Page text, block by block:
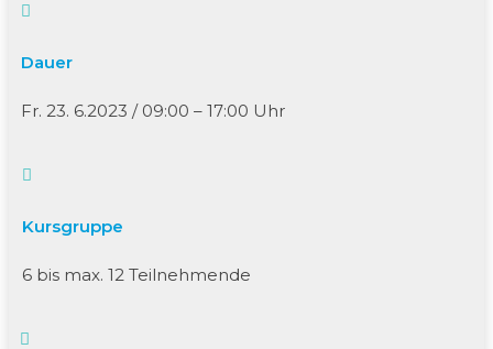

Dauer
Fr. 23. 6.2023 / 09:00 – 17:00 Uhr

Kursgruppe
6 bis max. 12 Teilnehmende
